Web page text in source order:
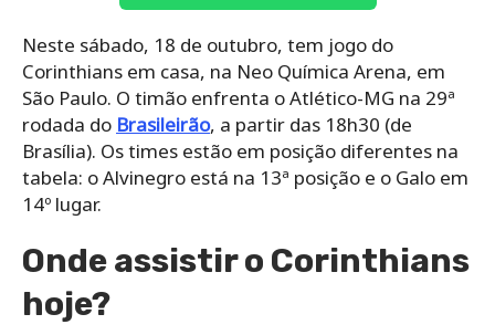
Neste sábado, 18 de outubro, tem jogo do
Corinthians em casa, na Neo Química Arena, em
São Paulo. O timão enfrenta o Atlético-MG na 29ª
rodada do Brasileirão, a partir das 18h30 (de
Brasília). Os times estão em posição diferentes na
tabela: o Alvinegro está na 13ª posição e o Galo em
14º lugar.
Onde assistir o Corinthians
hoje?